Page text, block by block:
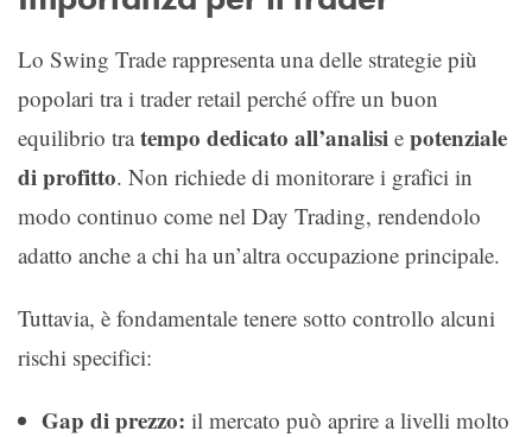
Lo Swing Trade rappresenta una delle strategie più
popolari tra i trader retail perché offre un buon
equilibrio tratempo dedicato all’analisi e potenziale
di profitto. Non richiede di monitorare i grafici in
modo continuo come nel Day Trading, rendendolo
adatto anche a chi ha un’altra occupazione principale.
Tuttavia, è fondamentale tenere sotto controllo alcuni
rischi specifici:
Gap di prezzo: il mercato può aprire a livelli molto